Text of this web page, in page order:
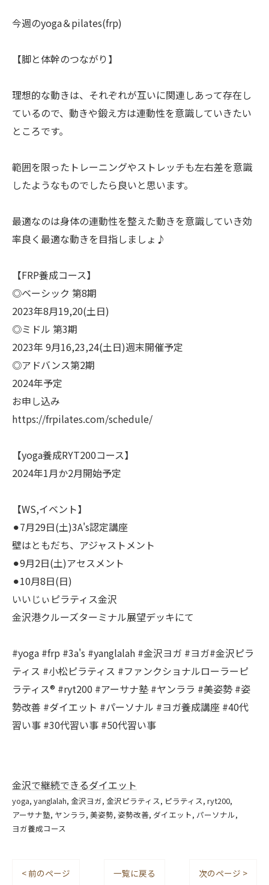
今週のyoga＆pilates(frp)
【脚と体幹のつながり】
理想的な動きは、それぞれが互いに関連しあって存在し
ているので、動きや鍛え方は連動性を意識していきたい
ところです。
範囲を限ったトレーニングやストレッチも左右差を意識
したようなものでしたら良いと思います。
最適なのは身体の連動性を整えた動きを意識していき効
率良く最適な動きを目指しましょ♪
【FRP養成コース】
◎ベーシック 第8期
2023年8月19,20(土日)
◎ミドル 第3期
2023年 9月16,23,24(土日)週末開催予定
◎アドバンス第2期
2024年予定
お申し込み
https://frpilates.com/schedule/
【yoga養成RYT200コース】
2024年1月か2月開始予定
【WS,イベント】
⚫︎7月29日(土)3A's認定講座
壁はともだち、アジャストメント
⚫︎9月2日(土)アセスメント
⚫︎10月8日(日)
いいじぃピラティス金沢
金沢港クルーズターミナル展望デッキにて
#yoga #frp #3a's #yanglalah #金沢ヨガ #ヨガ#金沢ピラ
ティス #小松ピラティス #ファンクショナルローラーピ
ラティス®︎ #ryt200 #アーサナ塾 #ヤンララ #美姿勢 #姿
勢改善 #ダイエット #パーソナル #ヨガ養成講座 #40代
習い事 #30代習い事 #50代習い事
金沢で継続できるダイエット
yoga yanglalah 金沢ヨガ 金沢ピラティス ピラティス ryt200
アーサナ塾 ヤンララ 美姿勢 姿勢改善 ダイエット パーソナル
ヨガ養成コース
< 前のページ 一覧に戻る 次のページ >